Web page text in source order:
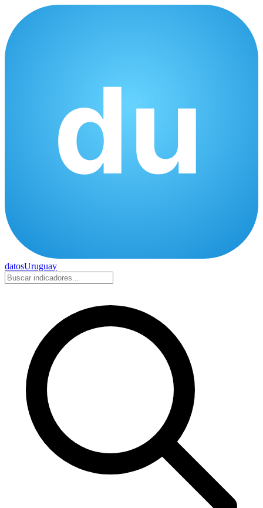
datosUruguay